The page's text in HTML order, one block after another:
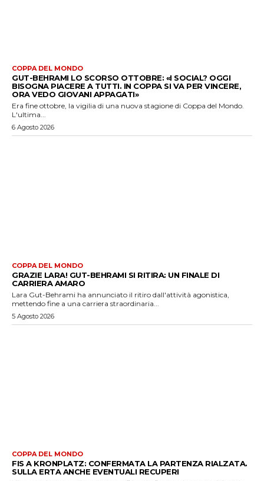
COPPA DEL MONDO
GUT-BEHRAMI LO SCORSO OTTOBRE: «I SOCIAL? OGGI
BISOGNA PIACERE A TUTTI. IN COPPA SI VA PER VINCERE,
ORA VEDO GIOVANI APPAGATI»
Era fine ottobre, la vigilia di una nuova stagione di Coppa del Mondo.
L'ultima...
6 Agosto 2026
COPPA DEL MONDO
GRAZIE LARA! GUT-BEHRAMI SI RITIRA: UN FINALE DI
CARRIERA AMARO
Lara Gut-Behrami ha annunciato il ritiro dall'attività agonistica,
mettendo fine a una carriera straordinaria...
5 Agosto 2026
COPPA DEL MONDO
FIS A KRONPLATZ: CONFERMATA LA PARTENZA RIALZATA.
SULLA ERTA ANCHE EVENTUALI RECUPERI